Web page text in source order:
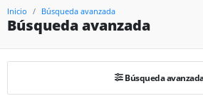
Inicio Búsqueda avanzada
Búsqueda avanzada
Búsqueda